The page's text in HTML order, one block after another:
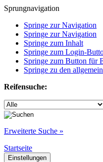
Sprungnavigation
Springe zur Navigation
Springe zur Navigation
Springe zum Inhalt
Springe zum Login-
Springe zum Button für
Springe zu den
Reifensuche:
Erweiterte Suche »
Startseite
Einstellungen